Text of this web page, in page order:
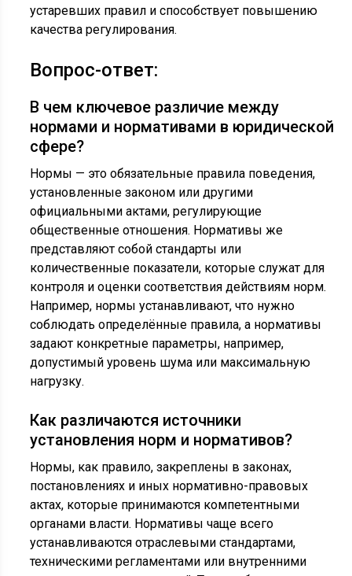
устаревших правил и способствует повышению
качества регулирования.
Вопрос-ответ:
В чем ключевое различие между
нормами и нормативами в юридической
сфере?
Нормы — это обязательные правила поведения,
установленные законом или другими
официальными актами, регулирующие
общественные отношения. Нормативы же
представляют собой стандарты или
количественные показатели, которые служат для
контроля и оценки соответствия действиям норм.
Например, нормы устанавливают, что нужно
соблюдать определённые правила, а нормативы
задают конкретные параметры, например,
допустимый уровень шума или максимальную
нагрузку.
Как различаются источники
установления норм и нормативов?
Нормы, как правило, закреплены в законах,
постановлениях и иных нормативно-правовых
актах, которые принимаются компетентными
органами власти. Нормативы чаще всего
устанавливаются отраслевыми стандартами,
техническими регламентами или внутренними